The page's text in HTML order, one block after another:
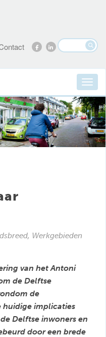
, Werkgebieden
van het Antoni
de Delftse
de
huidige implicaties
Delftse inwoners en
door een brede